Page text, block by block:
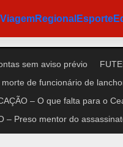
Regional Esporte
sem aviso prévio
de funcionário de
– O que falta para o
– Preso mentor do